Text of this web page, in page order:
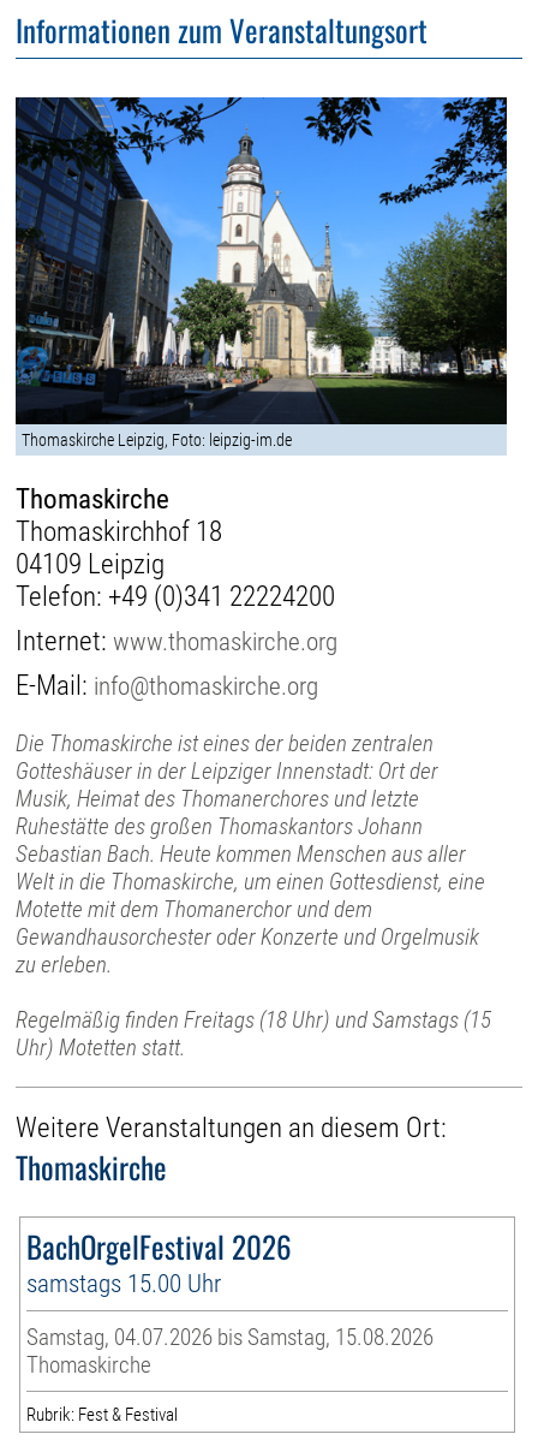
Informationen zum Veranstaltungsort
Thomaskirche Leipzig, Foto: leipzig-im.de
Thomaskirche
Thomaskirchhof 18
04109 Leipzig
Telefon: +49 (0)341 22224200
Internet:www.thomaskirche.org
E-Mail: info@thomaskirche.org
Die Thomaskirche ist eines der beiden zentralen
Gotteshäuser in der Leipziger Innenstadt: Ort der
Musik, Heimat des Thomanerchores und letzte
Ruhestätte des großen Thomaskantors Johann
Sebastian Bach. Heute kommen Menschen aus aller
Welt in die Thomaskirche, um einen Gottesdienst, eine
Motette mit dem Thomanerchor und dem
Gewandhausorchester oder Konzerte und Orgelmusik
zu erleben.
Regelmäßig finden Freitags (18 Uhr) und Samstags (15
Uhr) Motetten statt.
Weitere Veranstaltungen an diesem Ort:
Thomaskirche
BachOrgelFestival 2026
samstags 15.00 Uhr
Samstag, 04.07.2026 bis Samstag, 15.08.2026
Thomaskirche
Rubrik: Fest & Festival